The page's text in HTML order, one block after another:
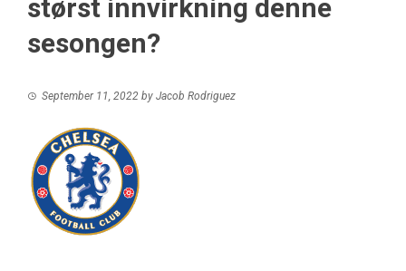
størst innvirkning denne
sesongen?
September 11, 2022 by Jacob Rodriguez